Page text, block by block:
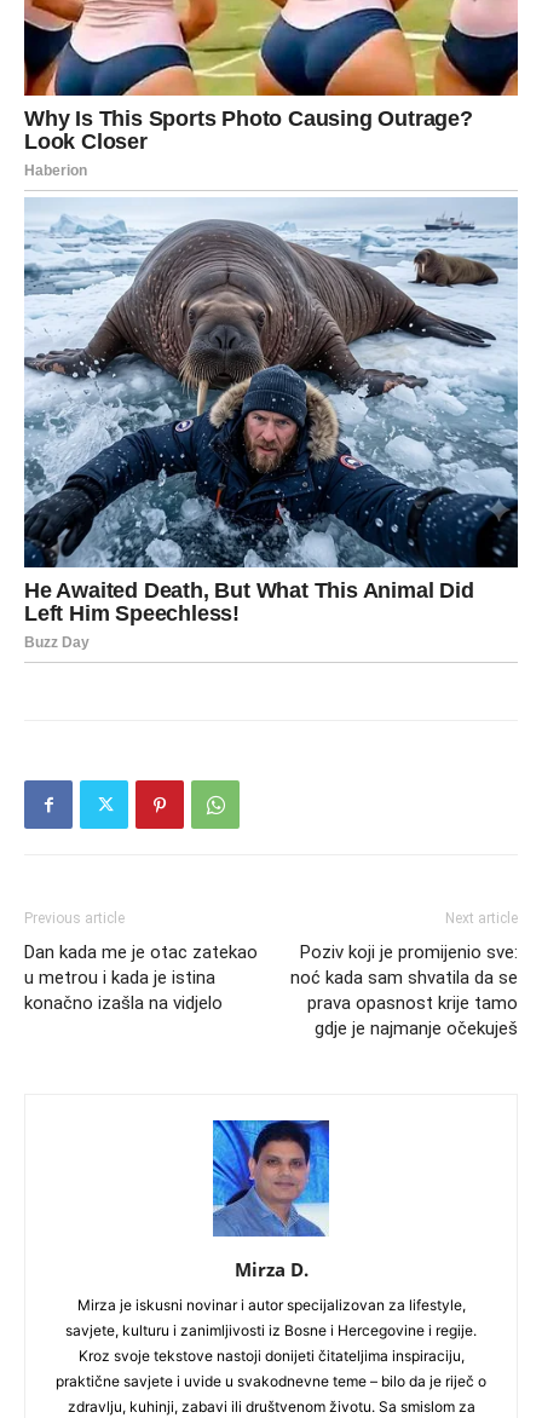
Previous article
Dan kada me je otac zatekao
u metrou i kada je istina
konačno izašla na vidjelo
Next article
Poziv koji je promijenio sve:
noć kada sam shvatila da se
prava opasnost krije tamo
gdje je najmanje očekuješ
Mirza D.
Mirza je iskusni novinar i autor specijalizovan za lifestyle,
savjete, kulturu i zanimljivosti iz Bosne i Hercegovine i regije.
Kroz svoje tekstove nastoji donijeti čitateljima inspiraciju,
praktične savjete i uvide u svakodnevne teme – bilo da je riječ o
zdravlju, kuhinji, zabavi ili društvenom životu. Sa smislom za